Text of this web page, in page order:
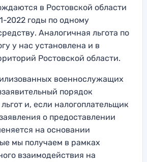
в Ростовской области
2022 годы по одному
Аналогичная льгота по
у нас установлена и в
Ростовской области.
военнослужащих
порядок
и, если налогоплательщик
о предоставлении
на основании
мы получаем в рамках
взаимодействия на